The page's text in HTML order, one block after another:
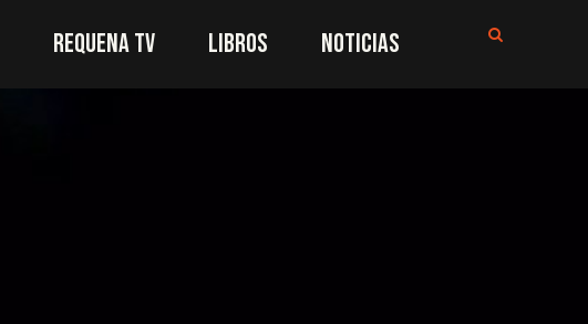
REQUENA TV LIBROS NOTICIAS